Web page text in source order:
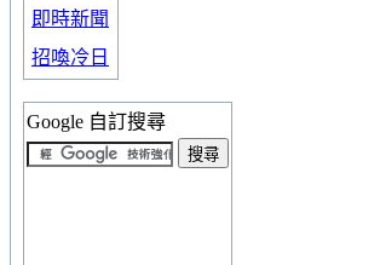
即時新聞
招喚冷日
Google 自訂搜尋